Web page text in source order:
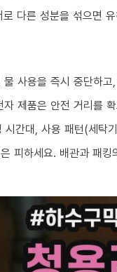
다른 성분을 섞으면
사용을 즉시 중단하
제품은 안전 거리를
간대, 사용 패턴(세탁
피하세요. 배관과 패